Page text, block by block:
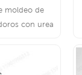
moldeo de
con urea